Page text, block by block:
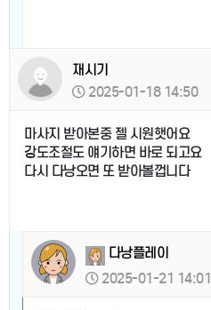
재시기
2025-01-18 14:50
마사지 받아본중 젤 시원햇어요
강도조절도 얘기하면 바로 되고요
다시 다낭오면 또 받아볼껍니다
다낭플레이
2025-01-21 14:01